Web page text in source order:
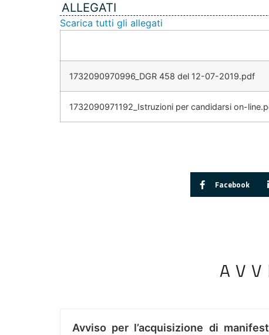
ALLEGATI
Scarica tutti gli allegati
1732090970996_DGR 458 del 12-07-2019.pdf
1732090971192_Istruzioni per candidarsi on-
Facebook
Avviso per l’acquisizione di